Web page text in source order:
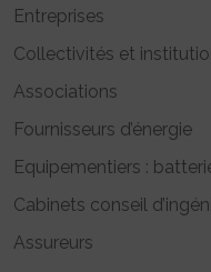
Entreprises
Collectivités et
Associations
Fournisseurs d’énergie
Equipementiers :
Cabinets conseil
Assureurs